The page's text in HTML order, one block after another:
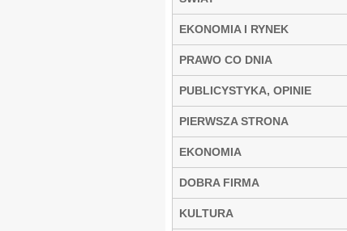
EKONOMIA I RYNEK
PRAWO CO DNIA
PUBLICYSTYKA, OPINIE
PIERWSZA STRONA
EKONOMIA
DOBRA FIRMA
KULTURA